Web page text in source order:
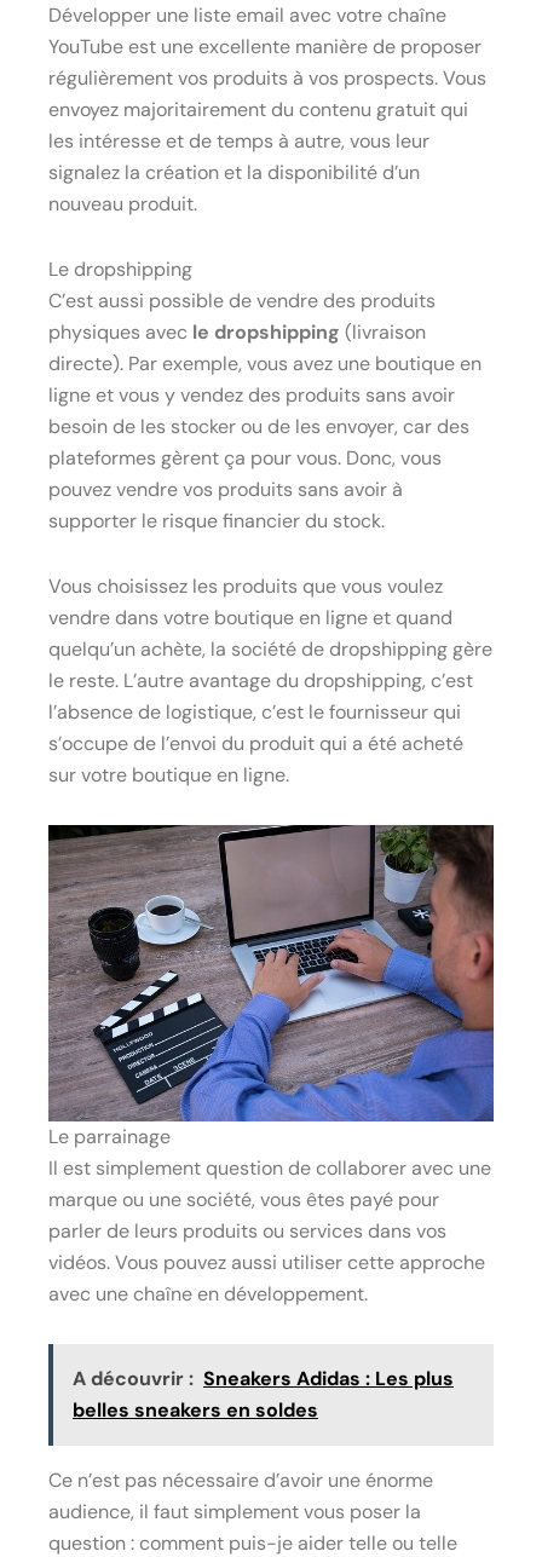
Développer une liste email avec votre chaîne
YouTube est une excellente manière de proposer
régulièrement vos produits à vos prospects. Vous
envoyez majoritairement du contenu gratuit qui
les intéresse et de temps à autre, vous leur
signalez la création et la disponibilité d’un
nouveau produit.
Le dropshipping
C’est aussi possible de vendre des produits
physiques avec le dropshipping (livraison
directe). Par exemple, vous avez une boutique en
ligne et vous y vendez des produits sans avoir
besoin de les stocker ou de les envoyer, car des
plateformes gèrent ça pour vous. Donc, vous
pouvez vendre vos produits sans avoir à
supporter le risque financier du stock.
Vous choisissez les produits que vous voulez
vendre dans votre boutique en ligne et quand
quelqu’un achète, la société de dropshipping gère
le reste. L’autre avantage du dropshipping, c’est
l’absence de logistique, c’est le fournisseur qui
s’occupe de l’envoi du produit qui a été acheté
sur votre boutique en ligne.
Le parrainage
Il est simplement question de collaborer avec une
marque ou une société, vous êtes payé pour
parler de leurs produits ou services dans vos
vidéos. Vous pouvez aussi utiliser cette approche
avec une chaîne en développement.
A découvrir : Sneakers Adidas : Les plus
belles sneakers en soldes
Ce n’est pas nécessaire d’avoir une énorme
audience, il faut simplement vous poser la
question : comment puis-je aider telle ou telle